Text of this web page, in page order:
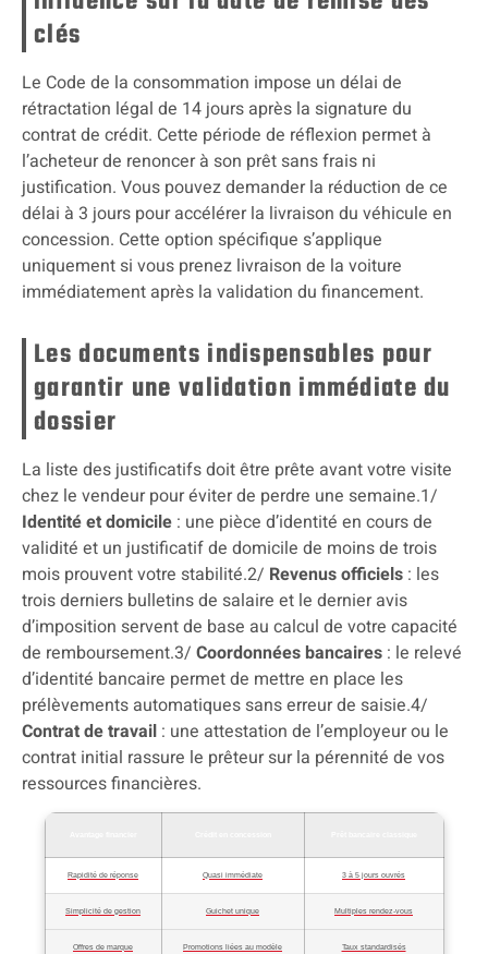
clés
Le Code de la consommation impose un délai de
rétractation légal de 14 jours après la signature du
contrat de crédit. Cette période de réflexion permet à
l’acheteur de renoncer à son prêt sans frais ni
justification. Vous pouvez demander la réduction de ce
délai à 3 jours pour accélérer la livraison du véhicule en
concession. Cette option spécifique s’applique
uniquement si vous prenez livraison de la voiture
immédiatement après la validation du financement.
Les documents indispensables pour
garantir une validation immédiate du
dossier
La liste des justificatifs doit être prête avant votre visite
chez le vendeur pour éviter de perdre une semaine.1/
Identité et domicile : une pièce d’identité en cours de
validité et un justificatif de domicile de moins de trois
mois prouvent votre stabilité.2/ Revenus officiels : les
trois derniers bulletins de salaire et le dernier avis
d’imposition servent de base au calcul de votre capacité
de remboursement.3/ Coordonnées bancaires : le relevé
d’identité bancaire permet de mettre en place les
prélèvements automatiques sans erreur de saisie.4/
Contrat de travail : une attestation de l’employeur ou le
contrat initial rassure le prêteur sur la pérennité de vos
ressources financières.
Rapidité de réponse Quasi immédiate 3 à 5 jours ouvrés
Simplicité de gestion Guichet unique Multiples rendez-vous
Offres de marque Promotions liées au modèle Taux standardisés